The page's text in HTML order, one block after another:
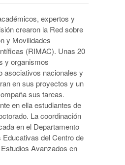
expertos y
crearon la Red sobre
y Movilidades
(RIMAC). Unas 20
y organismos
asociativos nacionales y
en sus proyectos y un
sus tareas.
en ella estudiantes de
La coordinación
en el Departamento
del Centro de
Avanzados en